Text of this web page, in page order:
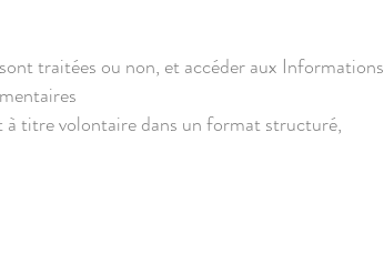
traitées ou non, et accéder aux Informations
à titre volontaire dans un format structuré,